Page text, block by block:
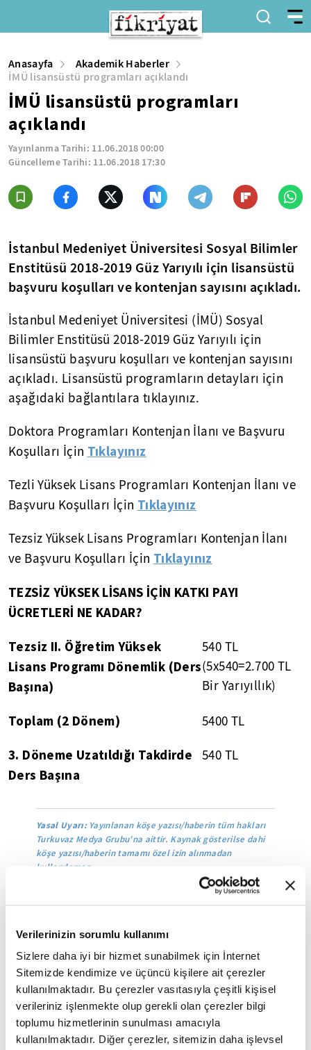
Verilerinizin sorumlu kullanımı
Sizlere daha iyi bir hizmet sunabilmek için İnternet
Sitemizde kendimize ve üçüncü kişilere ait çerezler
kullanılmaktadır. Bu çerezler vasıtasıyla çeşitli kişisel
verileriniz işlenmekte olup gerekli olan çerezler bilgi
toplumu hizmetlerinin sunulması amacıyla
kullanılmaktadır. Diğer çerezler, sitemizin daha işlevsel
Anasayfa
Akademik Haberler
İMÜ lisansüstü programları açıklandı
İMÜ lisansüstü programları
açıklandı
Yayınlanma Tarihi: 11.06.2018 00:00
Güncelleme Tarihi: 11.06.2018 17:30
İstanbul Medeniyet Üniversitesi Sosyal Bilimler
Enstitüsü 2018-2019 Güz Yarıyılı için lisansüstü
başvuru koşulları ve kontenjan sayısını açıkladı.
İstanbul Medeniyet Üniversitesi (İMÜ) Sosyal
Bilimler Enstitüsü 2018-2019 Güz Yarıyılı için
lisansüstü başvuru koşulları ve kontenjan sayısını
açıkladı. Lisansüstü programların detayları için
aşağıdaki bağlantılara tıklayınız.
Doktora Programları Kontenjan İlanı ve Başvuru
Koşulları İçin Tıklayınız
Tezli Yüksek Lisans Programları Kontenjan İlanı ve
Başvuru Koşulları İçin Tıklayınız
Tezsiz Yüksek Lisans Programları Kontenjan İlanı
ve Başvuru Koşulları İçin Tıklayınız
TEZSİZ YÜKSEK LİSANS İÇİN KATKI PAYI
ÜCRETLERİ NE KADAR?
Tezsiz II. Öğretim Yüksek
Lisans Programı Dönemlik (Ders
Başına)
540 TL
(5x540=2.700 TL
Bir Yarıyıllık)
Toplam (2 Dönem)
5400 TL
3. Döneme Uzatıldığı Takdirde
Ders Başına
540 TL
Yasal Uyarı:Yayınlanan köşe yazısı/haberin tüm hakları
Turkuvaz Medya Grubu'na aittir. Kaynak gösterilse dahi
köşe yazısı/haberin tamamı özel izin alınmadan
kullanılamaz.
Ancak alıntılanan köşe yazısı/haberin bir bölümü,
alıntılanan habere aktif link verilerek kullanılabilir.
Ayrıntılar için lütfentıklayın.
Mobil Uygulamamızı İndirin
İLGİNİZİ ÇEKEBİLECEK DİĞER MAKALELER